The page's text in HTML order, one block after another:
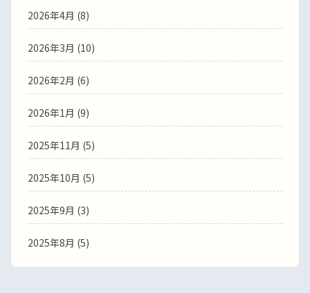
2026年4月 (8)
2026年3月 (10)
2026年2月 (6)
2026年1月 (9)
2025年11月 (5)
2025年10月 (5)
2025年9月 (3)
2025年8月 (5)